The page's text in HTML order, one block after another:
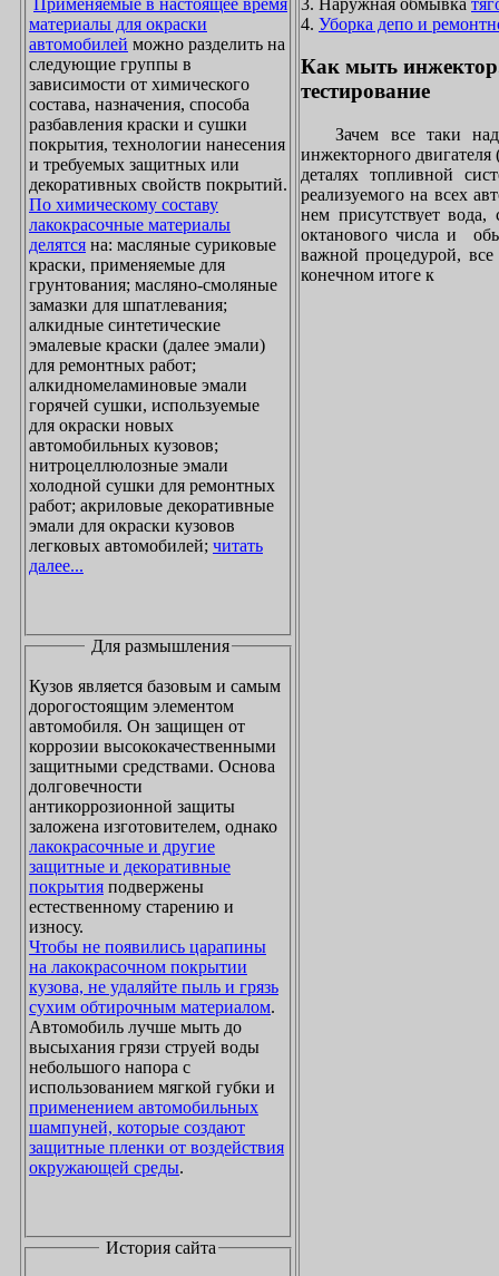
материалы для окраски
автомобилей можно разделить на
следующие группы в
зависимости от химического
состава, назначения, способа
разбавления краски и сушки
покрытия, технологии нанесения
и требуемых защитных или
декоративных свойств покрытий.
По химическому составу
лакокрасочные материалы
делятся на: масляные суриковые
краски, применяемые для
грунтования; масляно-смоляные
замазки для шпатлевания;
алкидные синтетические
эмалевые краски (далее эмали)
для ремонтных работ;
алкидномеламиновые эмали
горячей сушки, используемые
для окраски новых
автомобильных кузовов;
нитроцеллюлозные эмали
холодной сушки для ремонтных
работ; акриловые декоративные
эмали для окраски кузовов
легковых автомобилей; читать
далее...
Для размышления
Кузов является базовым и самым
дорогостоящим элементом
автомобиля. Он защищен от
коррозии высококачественными
защитными средствами. Основа
долговечности
антикоррозионной защиты
заложена изготовителем, однако
лакокрасочные и другие
защитные и декоративные
покрытия подвержены
естественному старению и
износу.
Чтобы не появились царапины
на лакокрасочном покрытии
кузова, не удаляйте пыль и грязь
сухим обтирочным материалом.
Автомобиль лучше мыть до
высыхания грязи струей воды
небольшого напора с
использованием мягкой губки и
применением автомобильных
шампуней, которые создают
защитные пленки от воздействия
окружающей среды.
История сайта
4. Уборка депо и
Как мыть
тестирование
Зачем все таки
инжекторного
деталях топливной
реализуемого на всех
нем присутствует
октанового числа и
важной процедурой, все
конечном итоге к